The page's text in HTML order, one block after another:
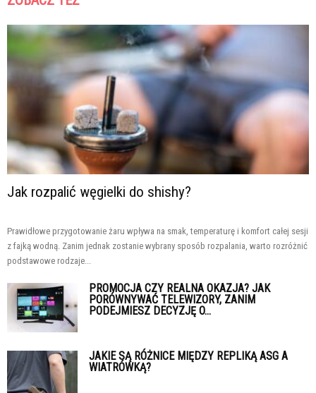
Jak rozpalić węgielki do shishy?
Prawidłowe przygotowanie żaru wpływa na smak, temperaturę i komfort całej sesji
z fajką wodną. Zanim jednak zostanie wybrany sposób rozpalania, warto rozróżnić
podstawowe rodzaje...
PROMOCJA CZY REALNA OKAZJA? JAK
PORÓWNYWAĆ TELEWIZORY, ZANIM
PODEJMIESZ DECYZJĘ O...
JAKIE SĄ RÓŻNICE MIĘDZY REPLIKĄ ASG A
WIATRÓWKĄ?